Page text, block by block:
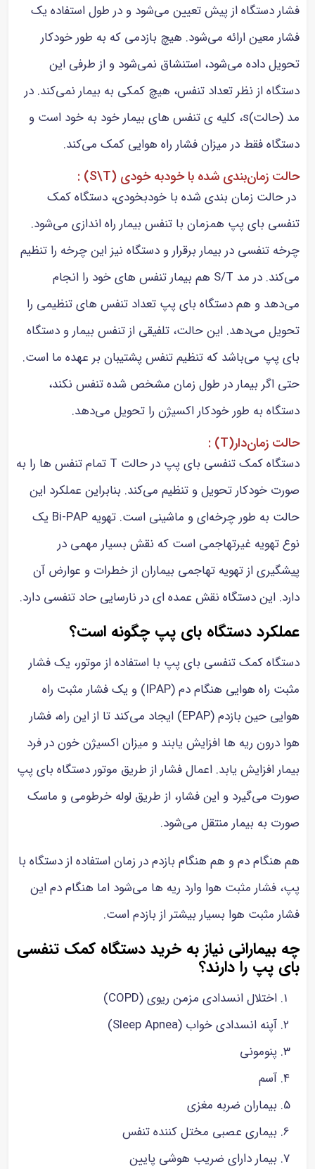
فشار دستگاه از پیش تعیین می‌شود و در طول استفاده یک
فشار معین ارائه می‌شود. هیچ بازدمی که به طور خودکار
تحویل داده می‌شود، استنشاق نمی‌شود و از طرفی این
دستگاه از نظر تعداد تنفس، هیچ کمکی به بیمار نمی‌کند. در
مد (حالت)s، کلیه ی تنفس های بیمار خود به خود است و
دستگاه فقط در میزان فشار راه هوایی کمک می‌کند.
حالت زمان‌بندی شده با خودبه خودی (S\T) :
در حالت زمان بندی شده با خودبخودی، دستگاه کمک
تنفسی بای پپ همزمان با تنفس بیمار راه اندازی می‌شود.
چرخه تنفسی در بیمار برقرار و دستگاه نیز این چرخه را تنظیم
می‌کند. در مد S/T هم بیمار تنفس های خود را انجام
می‌دهد و هم دستگاه بای پپ تعداد تنفس های تنظیمی را
تحویل می‌دهد. این حالت، تلفیقی از تنفس بیمار و دستگاه
بای پپ می‌باشد که تنظیم تنفس پشتیبان بر عهده ما است.
حتی اگر بیمار در طول زمان مشخص شده تنفس نکند،
دستگاه به طور خودکار اکسیژن را تحویل می‌دهد.
حالت زمان‌دار(T) :
دستگاه کمک تنفسی بای پپ در حالت T تمام تنفس ها را به
صورت خودکار تحویل و تنظیم می‌کند. بنابراین عملکرد این
حالت به طور چرخه‌ای و ماشینی است. تهویه Bi-PAP یک
نوع تهویه غیرتهاجمی است که نقش بسیار مهمی در
پیشگیری از تهویه تهاجمی بیماران از خطرات و عوارض آن
دارد. این دستگاه نقش عمده ای در نارسایی حاد تنفسی دارد.
عملکرد دستگاه بای پپ چگونه است؟
دستگاه کمک تنفسی بای پپ با استفاده از موتور، یک فشار
مثبت راه هوایی هنگام دم (IPAP) و یک فشار مثبت راه
هوایی حین بازدم (EPAP) ایجاد می‌کند تا از این راه، فشار
هوا درون ریه ها افزایش یابند و میزان اکسیژن خون در فرد
بیمار افزایش یابد. اعمال فشار از طریق موتور دستگاه بای پپ
صورت می‌گیرد و این فشار، از طریق لوله خرطومی و ماسک
صورت به بیمار منتقل می‌شود.
هم هنگام دم و هم هنگام بازدم در زمان استفاده از دستگاه با
پپ، فشار مثبت هوا وارد ریه ها می‌شود اما هنگام دم این
فشار مثبت هوا بسیار بیشتر از بازدم است.
چه بیمارانی نیاز به خرید دستگاه کمک تنفسی
بای پپ را دارند؟
اختلال انسدادی مزمن ریوی (COPD)
آپنه انسدادی خواب (Sleep Apnea)
پنومونی
آسم
بیماران ضربه مغزی
بیماری عصبی مختل کننده تنفس
بیمار دارای ضریب هوشی پایین